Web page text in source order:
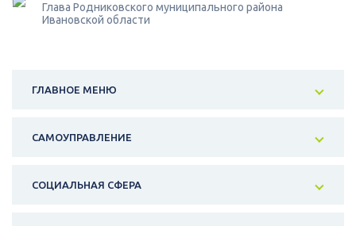
Глава Родниковского муниципального района
Ивановской области
ГЛАВНОЕ МЕНЮ
САМОУПРАВЛЕНИЕ
СОЦИАЛЬНАЯ СФЕРА